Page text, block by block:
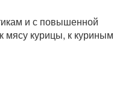
и с повышенной
мясу курицы, к куриным